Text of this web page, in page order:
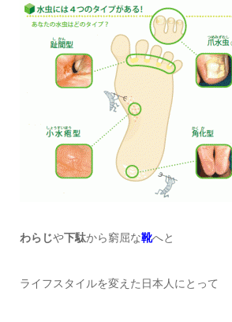
わらじや下駄から窮屈な靴へと
ライフスタイルを変えた日本人にとって